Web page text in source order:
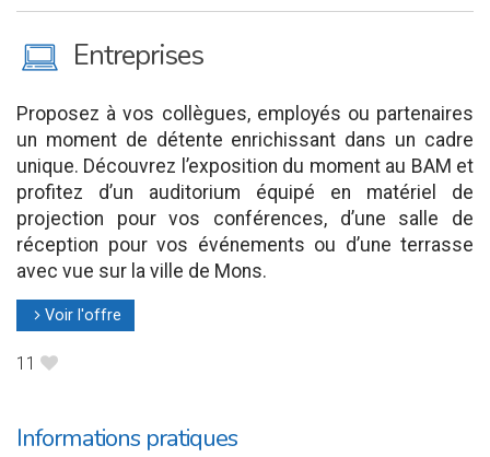
M Entreprises
Proposez à vos collègues, employés ou partenaires
un moment de détente enrichissant dans un cadre
unique. Découvrez l’exposition du moment au BAM et
profitez d’un auditorium équipé en matériel de
projection pour vos conférences, d’une salle de
réception pour vos événements ou d’une terrasse
avec vue sur la ville de Mons.
l Voir l'offre
11 B
Informations pratiques